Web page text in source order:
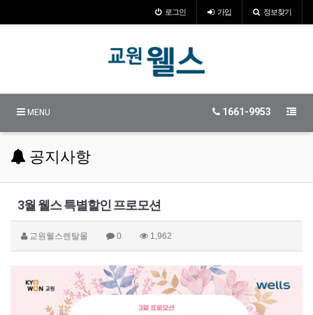
로그인 가입 정보찾기
MENU 1661-9953
공지사항
3월 웰스 특별할인 프로모션
교원웰스렌탈몰 0 1,962